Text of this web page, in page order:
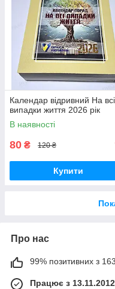
Календар відривний На всі
випадки життя 2026 рік
В наявності
80 ₴ 120 ₴
Купити
Про нас
99% позитивних з 163
Працює з 13.11.2012